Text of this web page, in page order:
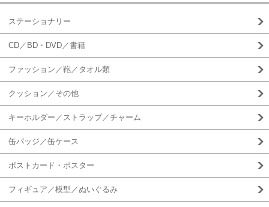
ステーショナリー
CD／BD・DVD／書籍
ファッション／鞄／タオル類
クッション／その他
キーホルダー／ストラップ／チャーム
缶バッジ／缶ケース
ポストカード・ポスター
フィギュア／模型／ぬいぐるみ